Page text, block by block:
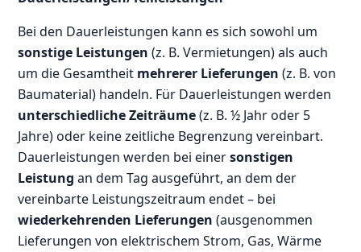
Bei den Dauerleistungen kann es sich sowohl um
sonstige Leistungen (z. B. Vermietungen) als auch
um die Gesamtheit mehrerer Lieferungen (z. B. von
Baumaterial) handeln. Für Dauerleistungen werden
unterschiedliche Zeiträume(z. B. ½ Jahr oder 5
Jahre) oder keine zeitliche Begrenzung vereinbart.
Dauerleistungen werden bei einersonstigen
Leistung an dem Tag ausgeführt, an dem der
vereinbarte Leistungszeitraum endet – bei
wiederkehrenden Lieferungen(ausgenommen
Lieferungen von elektrischem Strom, Gas, Wärme